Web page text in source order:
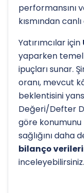
performansını
kısmından
Yatırımcılar için
yaparken
ipuçları sunar.
oranı, mevcut
beklentisini
Değeri/Defter
göre
sağlığını daha
bilanço
inceleyebilirsiniz.
Hissenin uzun